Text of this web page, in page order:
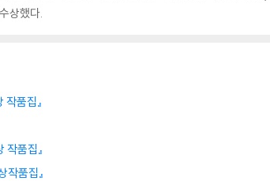
상했다.
품집』
작품집』
작품집』